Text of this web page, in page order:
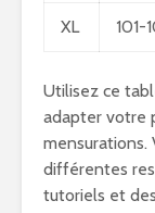
XL 101-
Utilisez ce
adapter votre
mensurations.
différentes
tutoriels et